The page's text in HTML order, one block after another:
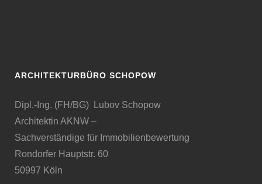
ARCHITEKTURBÜRO SCHOPOW
Dipl.-Ing. (FH/BG) Lubov Schopow
Architektin AKNW –
Sachverständige für Immobilienbewertung
Rondorfer Hauptstr. 60
50997 Köln